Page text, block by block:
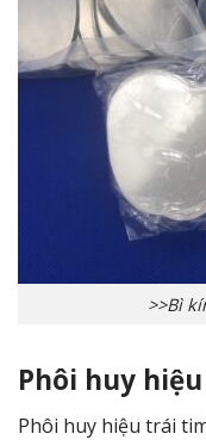
>>Bì
Phôi huy
Phôi huy hiệu trái